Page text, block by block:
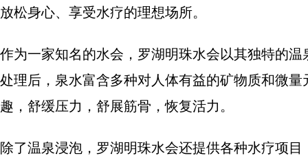
放松身心、享受水疗的理想场所。
作为一家知名的水会，罗湖明珠水会以其独特的
处理后，泉水富含多种对人体有益的矿物质和微
趣，舒缓压力，舒展筋骨，恢复活力。
除了温泉浸泡，罗湖明珠水会还提供各种水疗项